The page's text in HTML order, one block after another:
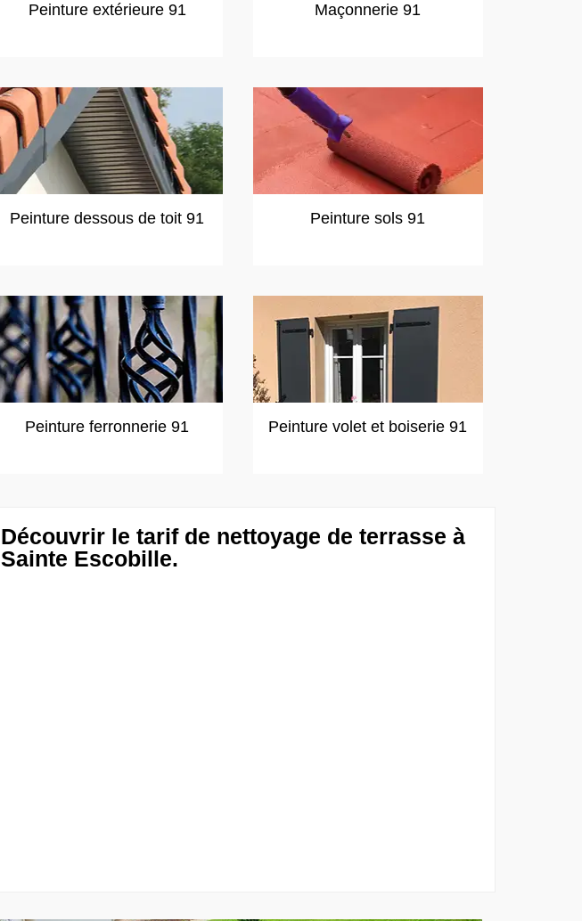
Peinture extérieure 91 Maçonnerie 91
Peinture dessous de toit 91 Peinture sols 91
Peinture ferronnerie 91 Peinture volet et boiserie 91
Découvrir le tarif de nettoyage de terrasse à
Sainte Escobille.